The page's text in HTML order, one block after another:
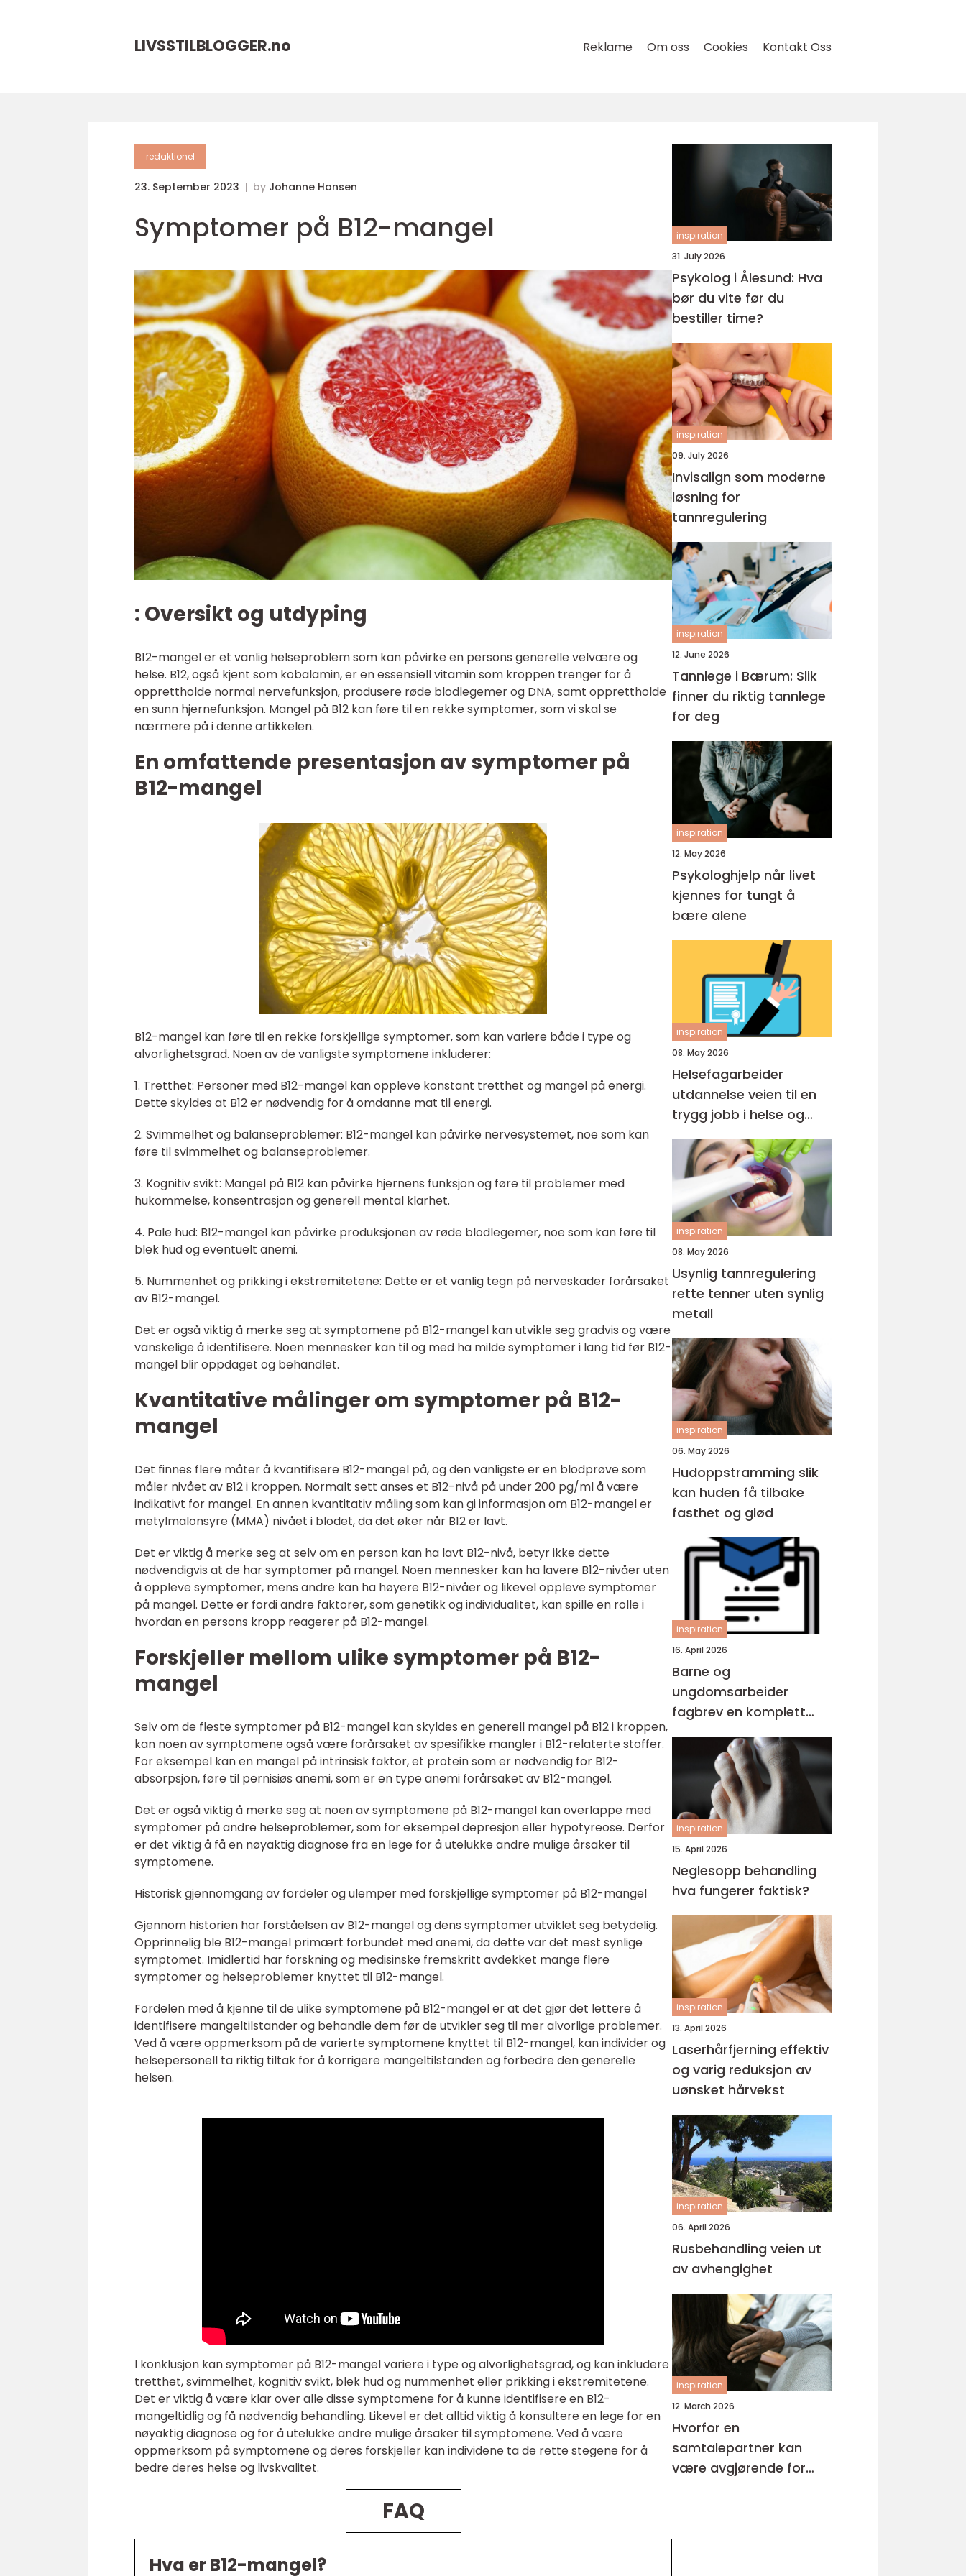
LIVSSTILBLOGGER.no Reklame Om oss Cookies Kontakt Oss
redaktionel
23. September 2023 by Johanne Hansen
Symptomer på B12-mangel
: Oversikt og utdyping
B12-mangel er et vanlig helseproblem som kan påvirke en persons generelle velvære og
helse. B12, også kjent som kobalamin, er en essensiell vitamin som kroppen trenger for å
opprettholde normal nervefunksjon, produsere røde blodlegemer og DNA, samt opprettholde
en sunn hjernefunksjon. Mangel på B12 kan føre til en rekke symptomer, som vi skal se
nærmere på i denne artikkelen.
En omfattende presentasjon av symptomer på
B12-mangel
B12-mangel kan føre til en rekke forskjellige symptomer, som kan variere både i type og
alvorlighetsgrad. Noen av de vanligste symptomene inkluderer:
1. Tretthet: Personer med B12-mangel kan oppleve konstant tretthet og mangel på energi.
Dette skyldes at B12 er nødvendig for å omdanne mat til energi.
2. Svimmelhet og balanseproblemer: B12-mangel kan påvirke nervesystemet, noe som kan
føre til svimmelhet og balanseproblemer.
3. Kognitiv svikt: Mangel på B12 kan påvirke hjernens funksjon og føre til problemer med
hukommelse, konsentrasjon og generell mental klarhet.
4. Pale hud: B12-mangel kan påvirke produksjonen av røde blodlegemer, noe som kan føre til
blek hud og eventuelt anemi.
5. Nummenhet og prikking i ekstremitetene: Dette er et vanlig tegn på nerveskader forårsaket
av B12-mangel.
Det er også viktig å merke seg at symptomene på B12-mangel kan utvikle seg gradvis og være
vanskelige å identifisere. Noen mennesker kan til og med ha milde symptomer i lang tid før B12-
mangel blir oppdaget og behandlet.
Kvantitative målinger om symptomer på B12-
mangel
Det finnes flere måter å kvantifisere B12-mangel på, og den vanligste er en blodprøve som
måler nivået av B12 i kroppen. Normalt sett anses et B12-nivå på under 200 pg/ml å være
indikativt for mangel. En annen kvantitativ måling som kan gi informasjon om B12-mangel er
metylmalonsyre (MMA) nivået i blodet, da det øker når B12 er lavt.
Det er viktig å merke seg at selv om en person kan ha lavt B12-nivå, betyr ikke dette
nødvendigvis at de har symptomer på mangel. Noen mennesker kan ha lavere B12-nivåer uten
å oppleve symptomer, mens andre kan ha høyere B12-nivåer og likevel oppleve symptomer
på mangel. Dette er fordi andre faktorer, som genetikk og individualitet, kan spille en rolle i
hvordan en persons kropp reagerer på B12-mangel.
Forskjeller mellom ulike symptomer på B12-
mangel
Selv om de fleste symptomer på B12-mangel kan skyldes en generell mangel på B12 i kroppen,
kan noen av symptomene også være forårsaket av spesifikke mangler i B12-relaterte stoffer.
For eksempel kan en mangel på intrinsisk faktor, et protein som er nødvendig for B12-
absorpsjon, føre til pernisiøs anemi, som er en type anemi forårsaket av B12-mangel.
Det er også viktig å merke seg at noen av symptomene på B12-mangel kan overlappe med
symptomer på andre helseproblemer, som for eksempel depresjon eller hypotyreose. Derfor
er det viktig å få en nøyaktig diagnose fra en lege for å utelukke andre mulige årsaker til
symptomene.
Historisk gjennomgang av fordeler og ulemper med forskjellige symptomer på B12-mangel
Gjennom historien har forståelsen av B12-mangel og dens symptomer utviklet seg betydelig.
Opprinnelig ble B12-mangel primært forbundet med anemi, da dette var det mest synlige
symptomet. Imidlertid har forskning og medisinske fremskritt avdekket mange flere
symptomer og helseproblemer knyttet til B12-mangel.
Fordelen med å kjenne til de ulike symptomene på B12-mangel er at det gjør det lettere å
identifisere mangeltilstander og behandle dem før de utvikler seg til mer alvorlige problemer.
Ved å være oppmerksom på de varierte symptomene knyttet til B12-mangel, kan individer og
helsepersonell ta riktig tiltak for å korrigere mangeltilstanden og forbedre den generelle
helsen.
I konklusjon kan symptomer på B12-mangel variere i type og alvorlighetsgrad, og kan inkludere
tretthet, svimmelhet, kognitiv svikt, blek hud og nummenhet eller prikking i ekstremitetene.
Det er viktig å være klar over alle disse symptomene for å kunne identifisere en B12-
mangeltidlig og få nødvendig behandling. Likevel er det alltid viktig å konsultere en lege for en
nøyaktig diagnose og for å utelukke andre mulige årsaker til symptomene. Ved å være
oppmerksom på symptomene og deres forskjeller kan individene ta de rette stegene for å
bedre deres helse og livskvalitet.
FAQ
Hva er B12-mangel?
inspiration
31. July 2026
Psykolog i Ålesund: Hva
bør du vite før du
bestiller time?
inspiration
09. July 2026
Invisalign som moderne
løsning for
tannregulering
inspiration
12. June 2026
Tannlege i Bærum: Slik
finner du riktig tannlege
for deg
inspiration
12. May 2026
Psykologhjelp når livet
kjennes for tungt å
bære alene
inspiration
08. May 2026
Helsefagarbeider
utdannelse veien til en
trygg jobb i helse og
omsorg
inspiration
08. May 2026
Usynlig tannregulering
rette tenner uten synlig
metall
inspiration
06. May 2026
Hudoppstramming slik
kan huden få tilbake
fasthet og glød
inspiration
16. April 2026
Barne og
ungdomsarbeider
fagbrev en komplett
guide for voksne
inspiration
15. April 2026
Neglesopp behandling
hva fungerer faktisk?
inspiration
13. April 2026
Laserhårfjerning effektiv
og varig reduksjon av
uønsket hårvekst
inspiration
06. April 2026
Rusbehandling veien ut
av avhengighet
inspiration
12. March 2026
Hvorfor en
samtalepartner kan
være avgjørende for